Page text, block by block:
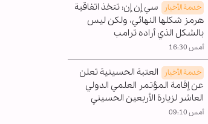
خدمة الأخبار
سي إن إن: تتخذ اتفاقية
هرمز شكلها النهائي، ولكن ليس
بالشكل الذي أراده ترامب
أمس 16:30
خدمة الأخبار
العتبة الحسينية تعلن
عن إقامة المؤتمر العلمي الدولي
العاشر لزيارة الأربعين الحسيني
أمس 09:10